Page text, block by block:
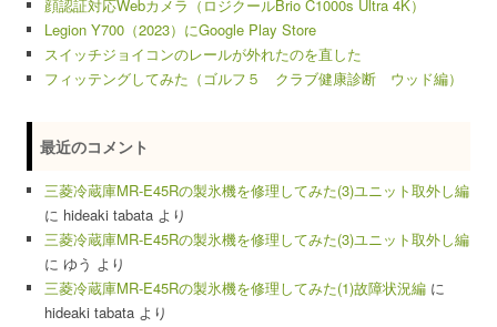
顔認証対応Webカメラ（ロジクールBrio C1000s Ultra 4K）
Legion Y700（2023）にGoogle Play Store
スイッチジョイコンのレールが外れたのを直した
フィッテングしてみた（ゴルフ５ クラブ健康診断 ウッド編）
最近のコメント
三菱冷蔵庫MR-E45Rの製氷機を修理してみた(3)ユニット取外し編
に hideaki tabata より
三菱冷蔵庫MR-E45Rの製氷機を修理してみた(3)ユニット取外し編
に ゆう より
三菱冷蔵庫MR-E45Rの製氷機を修理してみた(1)故障状況編 に
hideaki tabata より